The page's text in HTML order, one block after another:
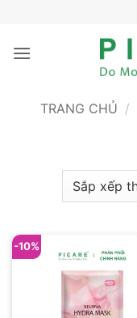
nội
TRANG CHỦ /
-10%